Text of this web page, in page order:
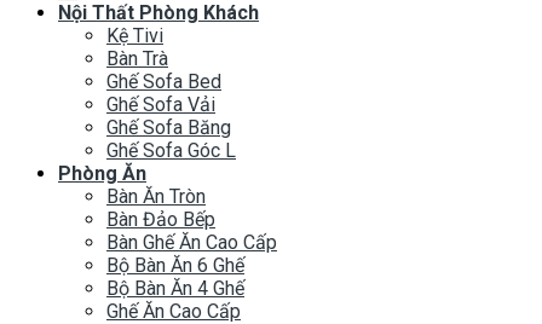
Nội Thất Phòng Khách
Kệ Tivi
Bàn Trà
Ghế Sofa Bed
Ghế Sofa Vải
Ghế Sofa Băng
Ghế Sofa Góc L
Phòng Ăn
Bàn Ăn Tròn
Bàn Đảo Bếp
Bàn Ghế Ăn Cao Cấp
Bộ Bàn Ăn 6 Ghế
Bộ Bàn Ăn 4 Ghế
Ghế Ăn Cao Cấp